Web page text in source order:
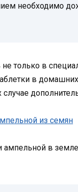
необходимо
только в
в
в